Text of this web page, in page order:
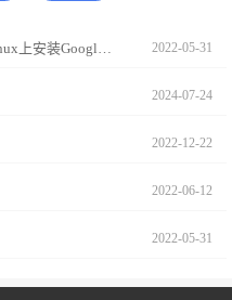
2022-05-31
2024-07-24
2022-12-22
2022-06-12
2022-05-31